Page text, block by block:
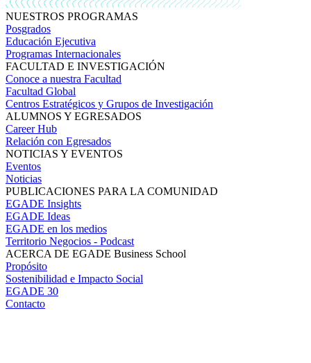
NUESTROS PROGRAMAS
Posgrados
Educación Ejecutiva
Programas Internacionales
FACULTAD E INVESTIGACIÓN
Conoce a nuestra Facultad
Facultad Global
Centros Estratégicos y Grupos de Investigación
ALUMNOS Y EGRESADOS
Career Hub
Relación con Egresados
NOTICIAS Y EVENTOS
Eventos
Noticias
PUBLICACIONES PARA LA COMUNIDAD
EGADE Insights
EGADE Ideas
EGADE en los medios
Territorio Negocios - Podcast
ACERCA DE EGADE Business School
Propósito
Sostenibilidad e Impacto Social
EGADE 30
Contacto